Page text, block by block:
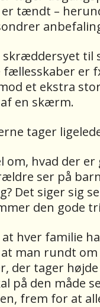
tændt –
til
er
et ekstra
en skærm.
tager
om, hvad der
ser på
Det siger sig
den gode
at hver familie
man rundt
der tager
på den måde
frem for at